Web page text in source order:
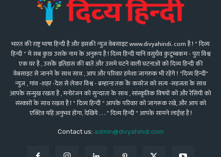
भारत की राष्ट्र भाषा हिन्दी है और इसकी न्युज़ वेबसाइट www.divyahindi. com है ! " दिव्य
हिन्दी " मे सब कुछ उसके नाम के अनुरूप है ! दिव्य हिन्दी यानि वसुधैव कुटूम्बकम - पुरा विश्व
एक घर है , उसकॆ इतिहास की बातें और उसमे घटने वाली घटनाओ को दिव्य हिन्दी की
वेबसाइट से जानने के साथ साथ , आप और परिवार हमेशा जागरुक भी रहेंगे ! "दिव्य हिन्दी"
न्युज़ , गांव -शहर -देश से लेकर विश्व - ब्रम्हान्ड तक कॆ कवरेज को सत्य -सहजता के साथ
आपके सन्मुख रखता है , मनोरंजन को सुन्दरता के साथ , सांस्कृतिक विषयों को और रेसिपी को
संस्कारों के साथ रखता है ! " दिव्य हिन्दी " आपके परिवार को जागरूक रखे, और आप को
एक्टिव यहि अनुभव होंगा, देखिये . . . " दिव्य हिन्दी " आपके सामने लाईव्ह है !
Contact us: admin@divyahindi.com